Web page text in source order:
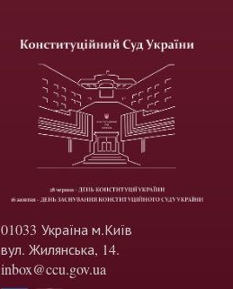
01033 Україна м.Київ
вул. Жилянська, 14.
inbox@ccu.gov.ua